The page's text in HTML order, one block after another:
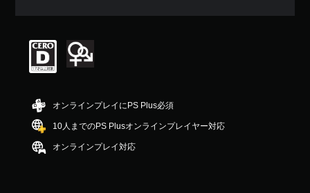
は
段
中
の
4
7
オンラインプレイにPS Plus必須
10人までのPS Plusオンラインプレイヤー対応
オンラインプレイ対応